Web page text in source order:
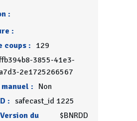
:
:
coups :
129
3855-41e3-
a7d3-2e1725266567
: Non
: safecast_id 1225
du
$BNRDD